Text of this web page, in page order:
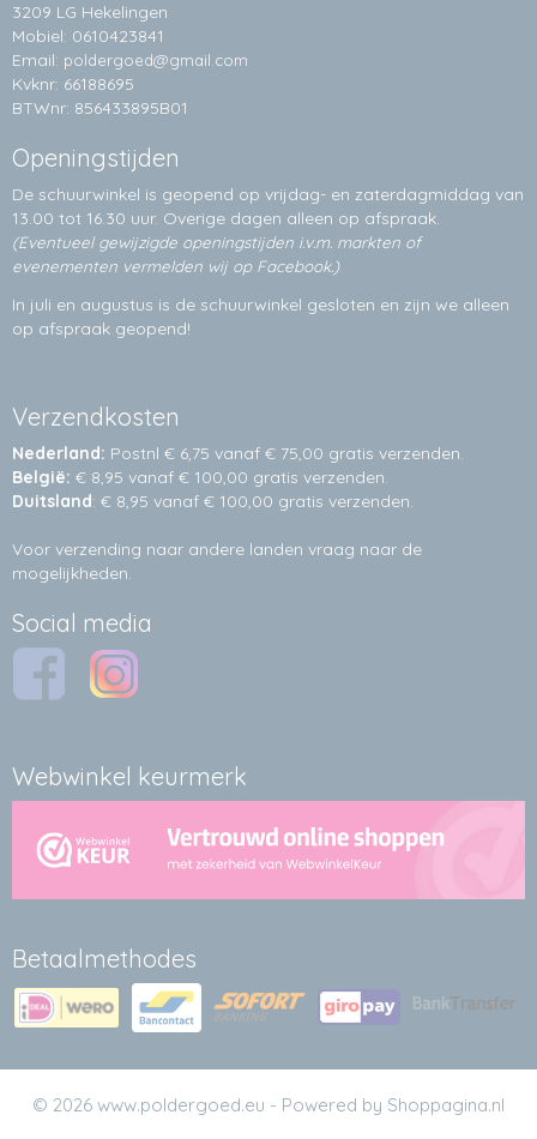
3209 LG Hekelingen
Mobiel: 0610423841
Email: poldergoed@gmail.com
Kvknr: 66188695
BTWnr: 856433895B01
Openingstijden
De schuurwinkel is geopend op vrijdag- en zaterdagmiddag van
13.00 tot 16.30 uur. Overige dagen alleen op afspraak.
(Eventueel gewijzigde openingstijden i.v.m. markten of
evenementen vermelden wij op Facebook.)
In juli en augustus is de schuurwinkel gesloten en zijn we alleen
op afspraak geopend!
Verzendkosten
Nederland: Postnl € 6,75 vanaf € 75,00 gratis verzenden.
België: € 8,95 vanaf € 100,00 gratis verzenden.
Duitsland: € 8,95 vanaf € 100,00 gratis verzenden.
Voor verzending naar andere landen vraag naar de
mogelijkheden.
Social media
Webwinkel keurmerk
Betaalmethodes
© 2026 www.poldergoed.eu - Powered by Shoppagina.nl